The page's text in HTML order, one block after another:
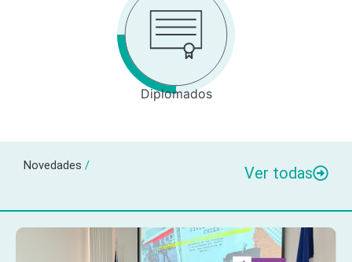
Diplomados
Novedades / Ver todas